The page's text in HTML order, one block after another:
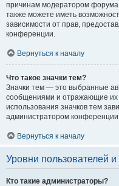
причинам модератором
также можете иметь
зависимости от прав,
конференции.
Вернуться к началу
Что такое значки тем?
Значки тем — это выбранные
сообщениями и отражающие их
использования значков тем
администратором
Вернуться к началу
Уровни пользователей и
Кто такие администраторы?